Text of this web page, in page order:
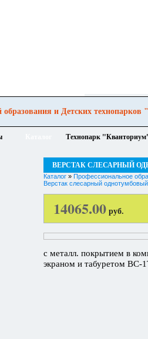
технопарков
Технопарк
ВЕРСТАК СЛЕСАРНЫЙ
Каталог » Профессиональное
Верстак слесарный однотумбовый
14065.00 руб.
с металл. покрытием в
экраном и табуретом ВС-